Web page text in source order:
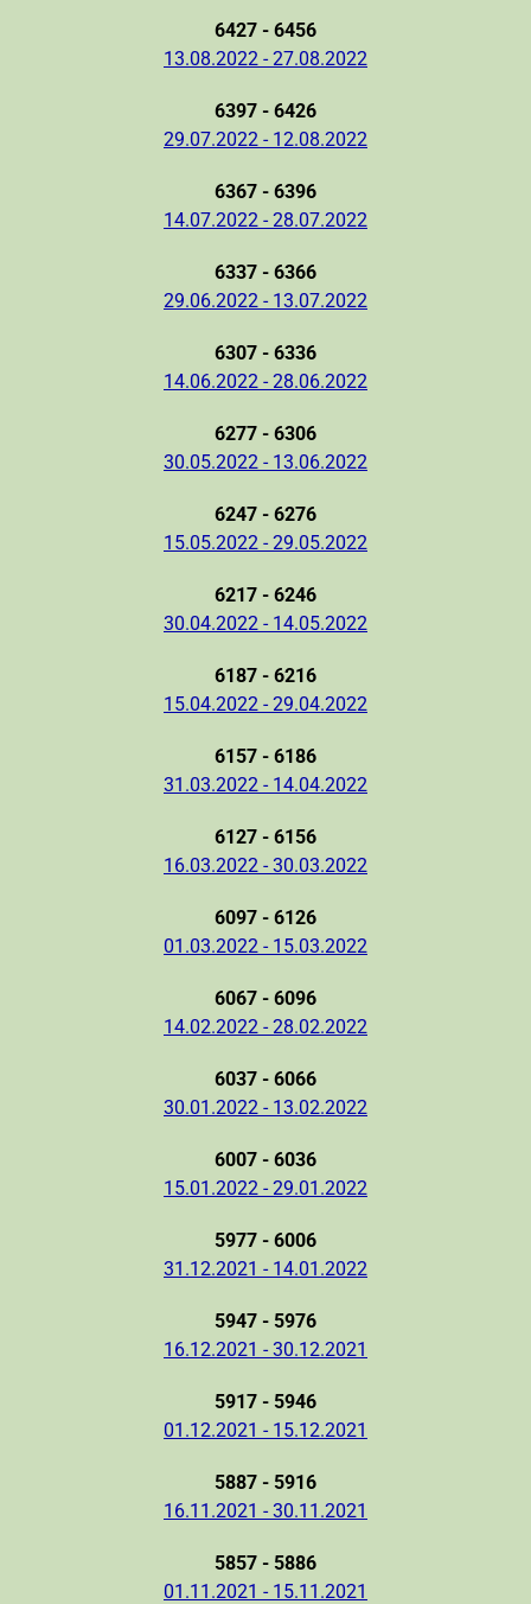
6427 - 6456
13.08.2022 - 27.08.2022
6397 - 6426
29.07.2022 - 12.08.2022
6367 - 6396
14.07.2022 - 28.07.2022
6337 - 6366
29.06.2022 - 13.07.2022
6307 - 6336
14.06.2022 - 28.06.2022
6277 - 6306
30.05.2022 - 13.06.2022
6247 - 6276
15.05.2022 - 29.05.2022
6217 - 6246
30.04.2022 - 14.05.2022
6187 - 6216
15.04.2022 - 29.04.2022
6157 - 6186
31.03.2022 - 14.04.2022
6127 - 6156
16.03.2022 - 30.03.2022
6097 - 6126
01.03.2022 - 15.03.2022
6067 - 6096
14.02.2022 - 28.02.2022
6037 - 6066
30.01.2022 - 13.02.2022
6007 - 6036
15.01.2022 - 29.01.2022
5977 - 6006
31.12.2021 - 14.01.2022
5947 - 5976
16.12.2021 - 30.12.2021
5917 - 5946
01.12.2021 - 15.12.2021
5887 - 5916
16.11.2021 - 30.11.2021
5857 - 5886
01.11.2021 - 15.11.2021